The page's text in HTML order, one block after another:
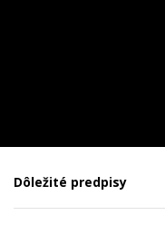
Dôležité predpisy